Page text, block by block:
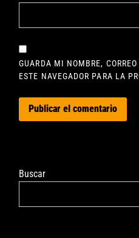
GUARDA MI NOMBRE,
ESTE NAVEGADOR PARA LA
Buscar